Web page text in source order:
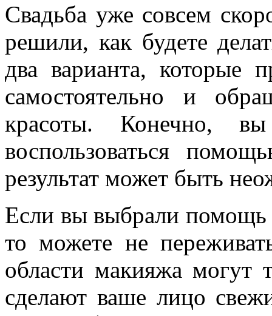
Свадьба уже совсем
решили, как будете
два варианта, которые
самостоятельно и
красоты. Конечно,
воспользоваться
результат может быть
Если вы выбрали помощь
то можете не
области макияжа могут
сделают ваше лицо